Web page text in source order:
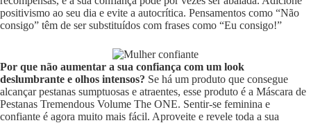
positivismo ao seu dia e evite a autocrítica. Pensamentos como “Não
consigo” têm de ser substituídos com frases como “Eu consigo!”
Por que não aumentar a sua confiança com um look
deslumbrante e olhos intensos? Se há um produto que consegue
alcançar pestanas sumptuosas e atraentes, esse produto é a Máscara de
Pestanas Tremendous Volume The ONE. Sentir-se feminina e
confiante é agora muito mais fácil. Aproveite e revele toda a sua